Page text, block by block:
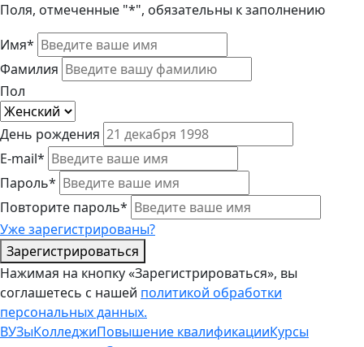
Поля, отмеченные "*", обязательны к заполнению
Имя*
Фамилия
Пол
День рождения
E-mail*
Пароль*
Повторите пароль*
Уже зарегистрированы?
Зарегистрироваться
Нажимая на кнопку «Зарегистрироваться», вы
соглашетесь с нашей политикой обработки
персональных данных.
ВУЗыКолледжиПовышение квалификацииКурсы